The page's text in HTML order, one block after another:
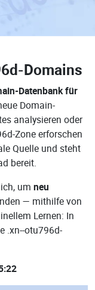
Domains
Datenbank für
Domain-
analysieren oder
Zone erforschen
Quelle und steht
bereit.
um neu
— mithilfe von
Lernen: In
.xn--otu796d-